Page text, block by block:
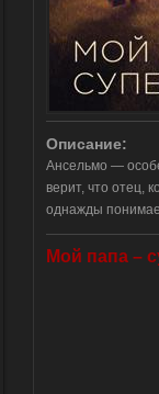
Описание:
Ансельмо —
верит, что отец,
однажды
Мой папа –